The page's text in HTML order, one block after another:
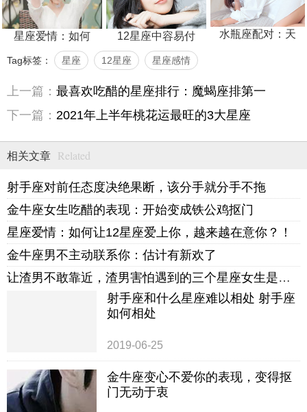
星座爱情：如何 12星座中容易付 水瓶座配对：天
Tag标签： 星座 12星座 星座感情
上一篇： 最喜欢吃醋的星座排行：魔蝎座排第一
下一篇： 2021年上半年桃花运最旺的3大星座
相关文章 Related
射手座对前任态度决绝果断，该分手就分手不拖
金牛座女生吃醋的表现：开始变成铁公鸡抠门
星座爱情：如何让12星座爱上你，越来越在意你？！
金牛座男不主动联系你：估计有新欢了
让渣男不敢靠近，渣男害怕遇到的三个星座女生是哪些？
射手座和什么星座难以相处 射手座
如何相处
2019-06-25
金牛座变心不爱你的表现，变得抠
门无动于衷